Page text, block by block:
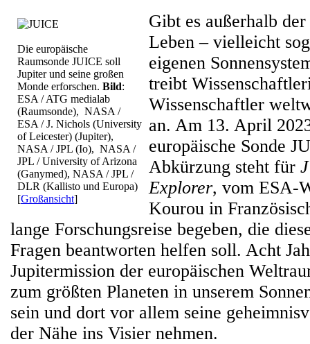
Die europäische
Raumsonde JUICE soll
Jupiter und seine großen
Monde erforschen. Bild:
ESA / ATG medialab
(Raumsonde), NASA /
ESA / J. Nichols (University
of Leicester) (Jupiter),
NASA / JPL (Io), NASA /
JPL / University of Arizona
(Ganymed), NASA / JPL /
DLR (Kallisto und Europa)
[Großansicht]
Gibt es außerhalb
Leben – vielleicht
eigenen
treibt
Wissenschaftler
an. Am 13. April
europäische Sonde
Abkürzung steht für
Explorer, vom ESA-
Kourou in
lange Forschungsreise begeben, die
Fragen beantworten helfen soll. Acht
Jupitermission der europäischen
zum größten Planeten in unserem
sein und dort vor allem seine
der Nähe ins Visier nehmen.